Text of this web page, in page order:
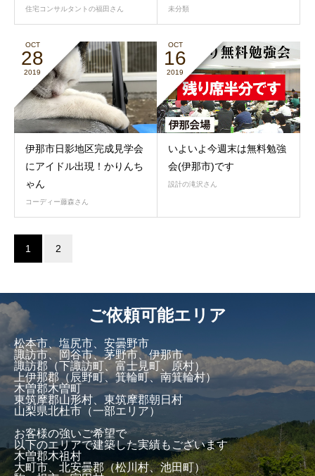
住宅コンサルタントの福田さん 未分類
OCT
28
2019
伊那市日影地区完成見学会
にアイドル出現！かりんち
ゃん
コーディー藤森さん
OCT
16
2019
いよいよ今週末は無料勉強
会(伊那市)です
設計の滝沢さん
1 2
ご依頼可能エリア
松本市、塩尻市、安曇野市
諏訪市、岡谷市、茅野市、伊那市
諏訪郡（下諏訪町、富士見町、原村）
上伊那郡（辰野町、箕輪町、南箕輪村）
木曽郡木曽町
東筑摩郡山形村、東筑摩郡朝日村
山梨県北杜市（一部エリア）
お客様の強いご希望で
以下のエリアで建築した実績もございます
木曽郡木祖村
大町市、北安曇郡（松川村、池田町）